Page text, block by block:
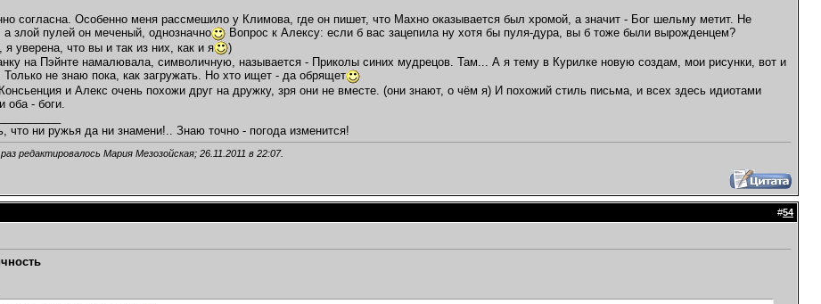
согласна. Особенно меня рассмешило у Климова, где он пишет, что Махно оказывается был хромой, а значит - Бог шельму метит. Не
злой пулей он меченый, однозначно
Вопрос к Алексу: если б вас зацепила ну хотя бы пуля-дура, вы б тоже были вырожденцем?
я уверена, что вы и так из них, как и я
)
на Пэйнте намалювала, символичную, называется - Приколы синих мудрецов. Там... А я тему в Курилке новую создам, мои рисунки, вот и
Только не знаю пока, как загружать. Но хто ищет - да обрящет
и Алекс очень похожи друг на дружку, зря они не вместе. (они знают, о чём я) И похожий стиль письма, и всех здесь идиотами
оба - боги.
что ни ружья да ни знамени!.. Знаю точно - погода изменится!
редактировалось Мария Мезозойская; 26.11.2011 в 22:07.
#54